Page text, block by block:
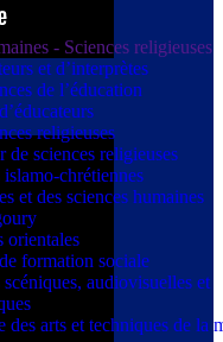
- Sciences religieuses
et d’interprètes
de l’éducation
religieuses
de sciences religieuses
islamo-chrétiennes
et des sciences humaines
orientales
formation sociale
scéniques, audiovisuelles et
des arts et techniques de la